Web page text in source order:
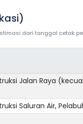
dari tanggal cetak
Jalan Raya
Saluran Air,